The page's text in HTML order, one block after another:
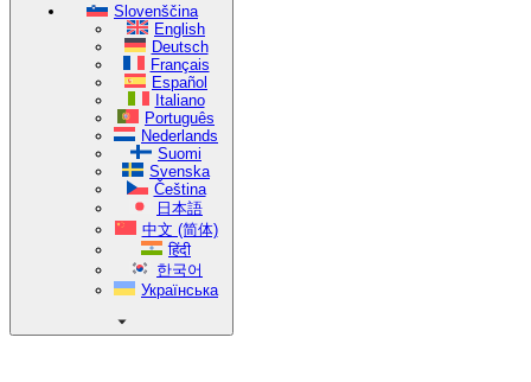
Slovenščina
English
Deutsch
Français
Español
Italiano
Português
Nederlands
Suomi
Svenska
Čeština
日本語
中文 (简体)
हिंदी
한국어
Українська